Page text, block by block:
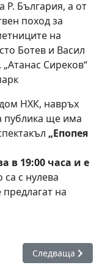
Р. България, а от
поход за
на
Ботев и Васил
Сиреков“
дом НХК, навръх
публика ще има
„Епопея
в 19:00 часа и е
са с нулева
на
опазване на
Следваща
Следваща